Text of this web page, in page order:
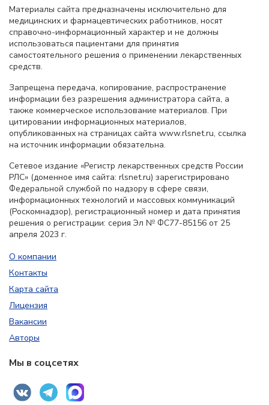
Материалы сайта предназначены исключительно для
медицинских и фармацевтических работников, носят
справочно-информационный характер и не должны
использоваться пациентами для принятия
самостоятельного решения о применении лекарственных
средств.
Запрещена передача, копирование, распространение
информации без разрешения администратора сайта, а
также коммерческое использование материалов. При
цитировании информационных материалов,
опубликованных на страницах сайта www.rlsnet.ru, ссылка
на источник информации обязательна.
Сетевое издание «Регистр лекарственных средств России
РЛС» (доменное имя сайта: rlsnet.ru) зарегистрировано
Федеральной службой по надзору в сфере связи,
информационных технологий и массовых коммуникаций
(Роскомнадзор), регистрационный номер и дата принятия
решения о регистрации: серия Эл № ФС77-85156 от 25
апреля 2023 г.
О компании
Контакты
Карта сайта
Лицензия
Вакансии
Авторы
Мы в соцсетях